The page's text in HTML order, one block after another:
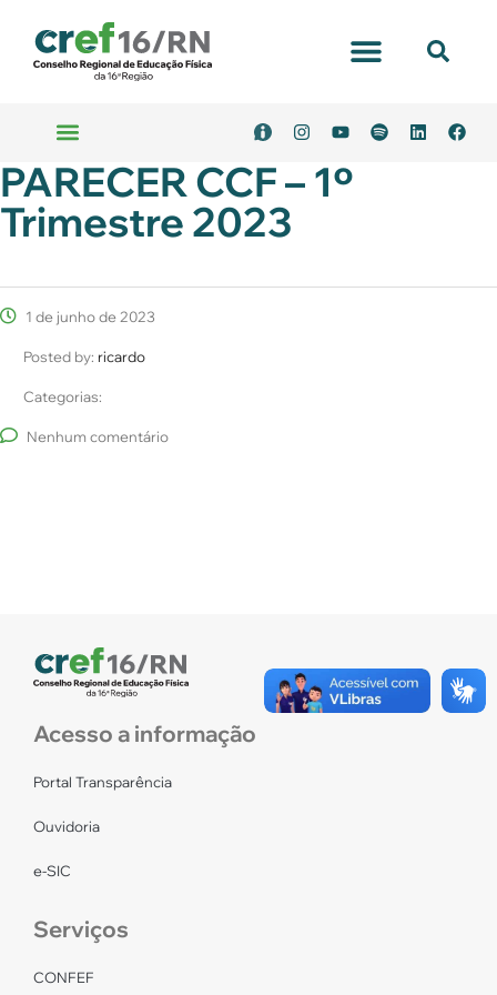
PARECER CCF – 1º
Trimestre 2023
1 de junho de 2023
Posted by: ricardo
Categorias:
Nenhum comentário
Acesso a informação
Portal Transparência
Ouvidoria
e-SIC
Serviços
CONFEF